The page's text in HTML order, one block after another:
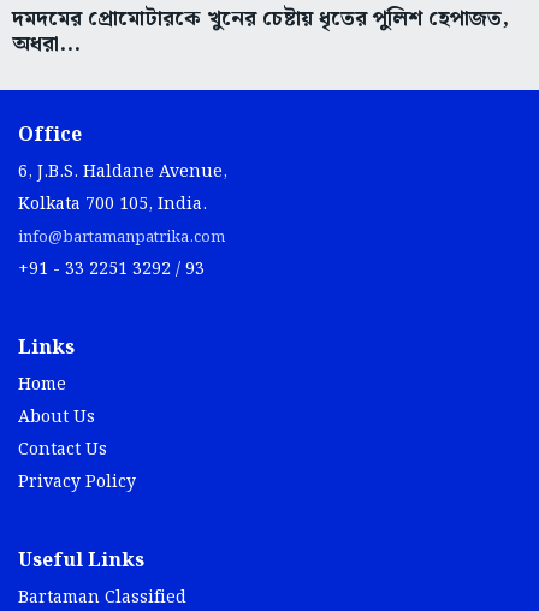
দমদমের প্রোমোটারকে খুনের চেষ্টায় ধৃতের পুলিশ হেপাজত,
অধরা...
Office
6, J.B.S. Haldane Avenue,
Kolkata 700 105, India.
info@bartamanpatrika.com
+91 - 33 2251 3292 / 93
Links
Home
About Us
Contact Us
Privacy Policy
Useful Links
Bartaman Classified